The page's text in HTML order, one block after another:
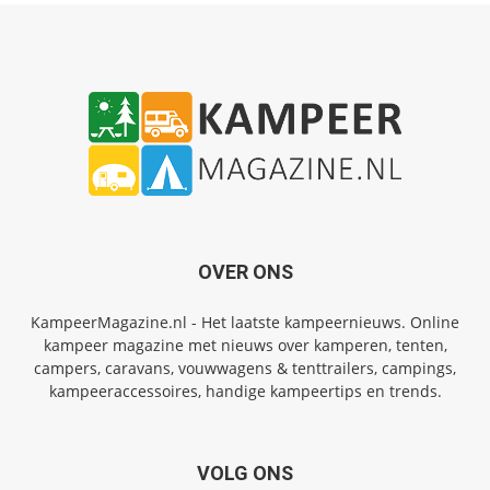
OVER ONS
KampeerMagazine.nl - Het laatste kampeernieuws. Online
kampeer magazine met nieuws over kamperen, tenten,
campers, caravans, vouwwagens & tenttrailers, campings,
kampeeraccessoires, handige kampeertips en trends.
VOLG ONS